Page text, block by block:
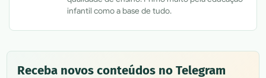
infantil como a base de tudo.
Receba novos conteúdos no Telegram